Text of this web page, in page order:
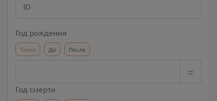
ID
Год рождения
Точно До После
=
Год смерти